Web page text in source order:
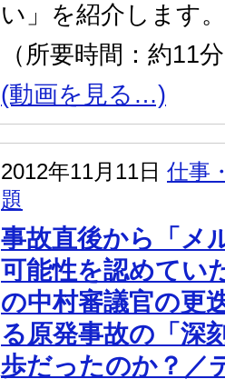
い」を紹介します。
（所要時間：約11
(動画を見る…)
2012年11月11日 仕事
題
事故直後から「メ
可能性を認めてい
の中村審議官の更
る原発事故の「深
歩だったのか？／